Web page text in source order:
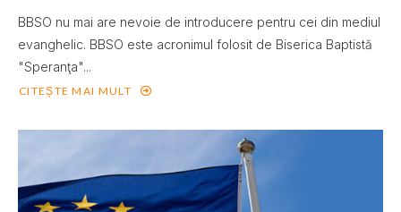
BBSO nu mai are nevoie de introducere pentru cei din mediul
evanghelic. BBSO este acronimul folosit de Biserica Baptistă
"Speranţa"...
CITEȘTE MAI MULT